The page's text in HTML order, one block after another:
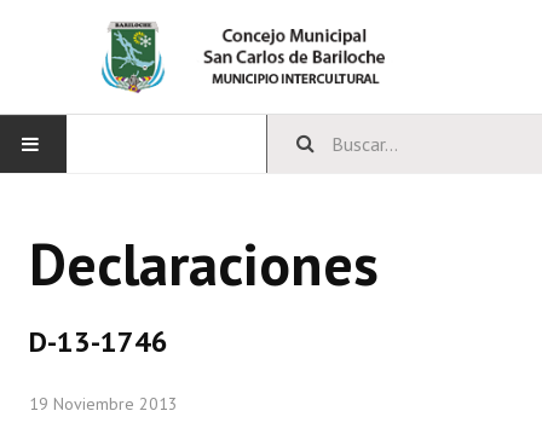
CONCEJO
Declaraciones
D-13-1746
19 Noviembre 2013